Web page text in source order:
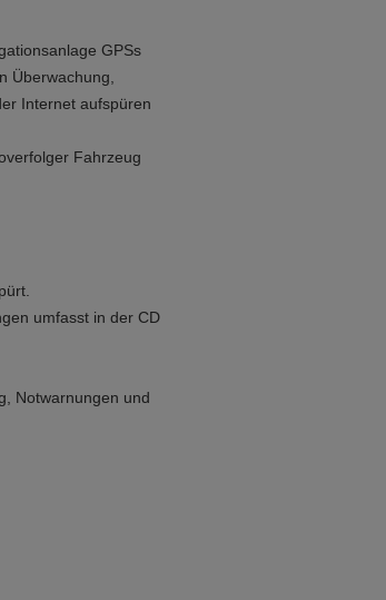
GPSs
Überwachung,
Internet aufspüren
Fahrzeug
umfasst in der CD
Notwarnungen und